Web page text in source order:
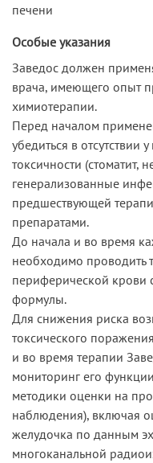
печени
Особые указания
Заведос должен
врача, имеющего опыт
химиотерапии.
Перед началом
убедиться в отсутствии
токсичности (стоматит,
генерализованные
предшествующей
препаратами.
До начала и во время
необходимо проводить
периферической крови
формулы.
Для снижения риска
токсического
и во время терапии
мониторинг его
методики оценки на
наблюдения), включая
желудочка по данным
многоканальной